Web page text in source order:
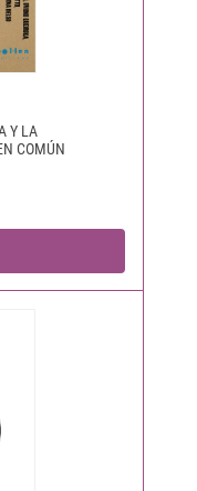
Y LA
COMÚN